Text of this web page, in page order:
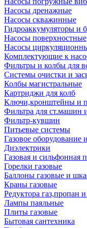
Насосы дренажные
Насосы скважинные
Гидроаккумуляторы и
Насосы поверхностные
Насосы
Комплектующие к
Фильтры и колбы для
Системы очистки и
Колбы магистральные
Картриджи для колб
Ключи,кронштейны и
Фильтра для ст.машин
Фильтр-кувшин
Питьевые системы
Газовое оборудование
Диэлектрики
Газовая и сильфонная
Горелки газовые
Баллоны газовые и
Краны газовые
Редуктора газ,пропан
Лампы паяльные
Плиты газовые
Бытовая сантехника